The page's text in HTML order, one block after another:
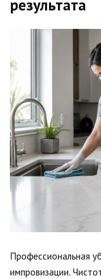
результата
Профессиональная
импровизации.